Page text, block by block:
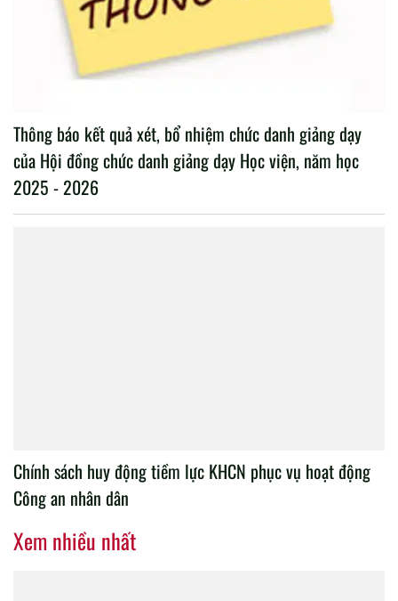
Thông báo kết quả xét, bổ nhiệm chức danh giảng dạy
của Hội đồng chức danh giảng dạy Học viện, năm học
2025 - 2026
Chính sách huy động tiềm lực KHCN phục vụ hoạt động
Công an nhân dân
Xem nhiều nhất